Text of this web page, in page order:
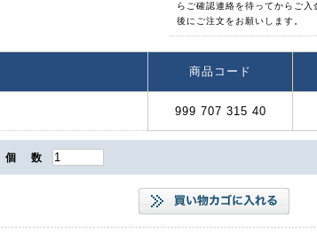
らご確認連絡を待ってからご
後にご注文をお願いします。
商品コード
999 707 315 40
個 数